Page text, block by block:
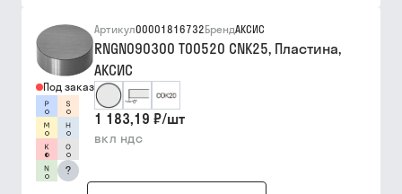
Под заказ
?
Артикул00001816732БрендАКСИС
RNGN090300 T00520 CNK25, Пластина,
АКСИС
1 183,19 ₽/шт
вкл ндс